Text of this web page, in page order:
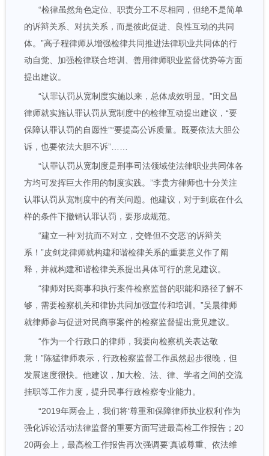
“检律虽然角色定位、职责分工不尽相同，但绝不是简单
的诉辩关系、对抗关系，而是彼此促进、良性互动的共同
体。”高子程律师从增强检律共同推进法律职业共同体的行
动自觉、加强检律联合培训、善用律师职业监督优势等方面
提出建议。
“认罪认罚从宽制度实施以来，总体成效明显。”田文昌
律师就实施认罪认罚从宽制度中的检律互动提出建议，“要
保障认罪认罚的自愿性”“要提高公诉质量。既要依法大胆公
诉，也要依法大胆不诉”……
“认罪认罚从宽制度是刑事司法领域使法律职业共同体各
方均可发挥巨大作用的制度实践。”李贵方律师也十分关注
认罪认罚从宽制度中的有关问题。他建议，对于到底在什么
样的条件下撤销认罪认罚，要形成规范。
“建立一种‘对抗而不对立，交锋但不交恶’的诉辩关
系！”皮剑龙律师就构建和谐检律关系的重要意义作了阐
释，并就构建和谐检律关系提出具体可行的意见建议。
“律师对民商事和执行案件检察监督的职能和路径了解不
够，需要检察机关和律协共同加强宣传和培训。”吴晨律师
就律师参与促进对民商事案件的检察监督提出意见建议。
“作为一个行政口的律师，我要向检察机关表达敬
意！”陈猛律师表示，行政检察监督工作虽然起步很晚，但
发展速度很快。他建议，加大检、法、律、学者之间的交流
挂职等工作力度，提升民事行政检察专业能力。
“2019年两会上，我们将‘尊重和保障律师执业权利’作为
强化诉讼活动法律监督的重要方面写进最高检工作报告；20
20两会上，最高检工作报告再次强调要‘真诚尊重、依法维